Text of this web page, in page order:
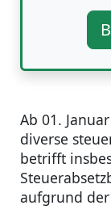
Ab 01.
diverse
betrifft
aufgrund